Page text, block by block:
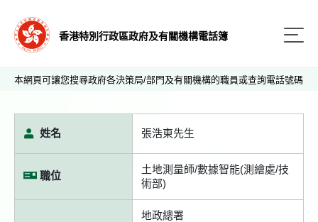
香港特別行政區政府及有關機構電話簿
本網頁可讓您搜尋政府各決策局/部門及有關機構的職員或查詢電話號碼
姓名 張浩東先生
職位
土地測量師/數據智能(測繪處/技
術部)
地政總署